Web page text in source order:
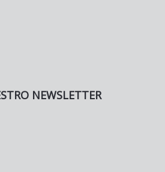
NEWSLETTER